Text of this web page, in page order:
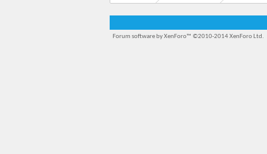
Forum software by XenForo™ ©2010-2014 XenForo Ltd.